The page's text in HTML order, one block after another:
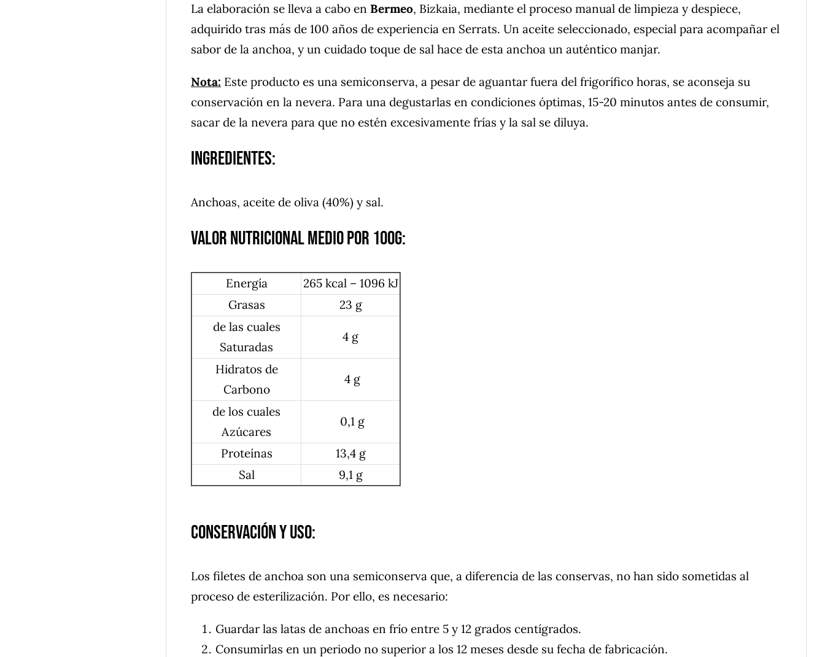
La elaboración se lleva a cabo en Bermeo, Bizkaia, mediante el proceso manual de limpieza y despiece,
adquirido tras más de 100 años de experiencia en Serrats. Un aceite seleccionado, especial para acompañar el
sabor de la anchoa, y un cuidado toque de sal hace de esta anchoa un auténtico manjar.
Nota: Este producto es una semiconserva, a pesar de aguantar fuera del frigorífico horas, se aconseja su
conservación en la nevera. Para una degustarlas en condiciones óptimas, 15-20 minutos antes de consumir,
sacar de la nevera para que no estén excesivamente frías y la sal se diluya.
Ingredientes:
Anchoas, aceite de oliva (40%) y sal.
Valor nutricional medio por 100g:
Energía
265 kcal – 1096 kJ
Grasas
23 g
de las cuales
Saturadas
4 g
Hidratos de
Carbono
4 g
de los cuales
Azúcares
0,1 g
Proteínas
13,4 g
Sal
9,1 g
Conservación y uso:
Los filetes de anchoa son una semiconserva que, a diferencia de las conservas, no han sido sometidas al
proceso de esterilización. Por ello, es necesario:
Guardar las latas de anchoas en frío entre 5 y 12 grados centígrados.
Consumirlas en un periodo no superior a los 12 meses desde su fecha de fabricación.